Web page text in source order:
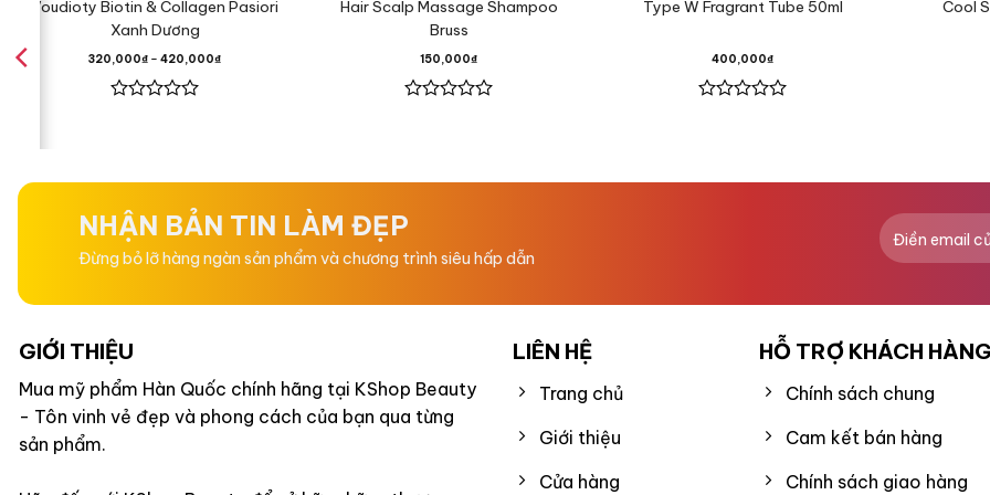
Voudioty Biotin & Collagen Pasiori
Xanh Dương
320,000₫ – 420,000₫
5
Hair Scalp Massage Shampoo
Bruss
150,000₫
5
Type W Fragrant Tube 50ml
400,000₫
5
Cool
NHẬN BẢN TIN LÀM ĐẸP
Đừng bỏ lỡ hàng ngàn sản phẩm và chương trình siêu hấp dẫn
GIỚI THIỆU
Mua mỹ phẩm Hàn Quốc chính hãng tại KShop Beauty
- Tôn vinh vẻ đẹp và phong cách của bạn qua từng
sản phẩm.
LIÊN HỆ
Trang chủ
Giới thiệu
Cửa hàng
HỖ TRỢ KHÁCH HÀNG
Chính sách chung
Cam kết bán hàng
Chính sách giao hàng